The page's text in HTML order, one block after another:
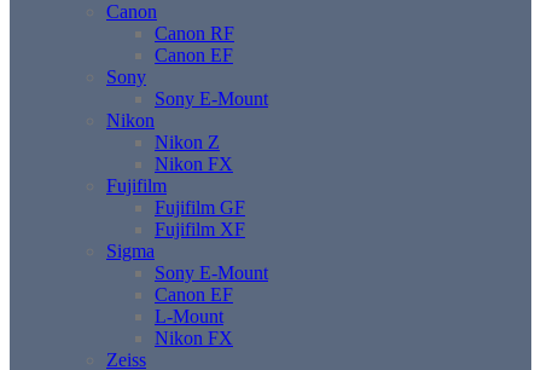
Canon
Canon RF
Canon EF
Sony
Sony E-Mount
Nikon
Nikon Z
Nikon FX
Fujifilm
Fujifilm GF
Fujifilm XF
Sigma
Sony E-Mount
Canon EF
L-Mount
Nikon FX
Zeiss